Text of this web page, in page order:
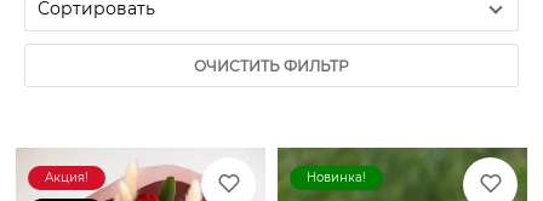
ОЧИСТИТЬ ФИЛЬТР
Акция! Новинка!